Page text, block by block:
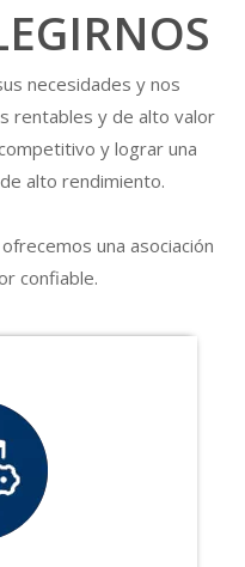
medicinas y otras
latas redondas,
de vidrio, botellas de
necesidades y nos
rentables y de alto valor
y lograr una
alto rendimiento.
una asociación
confiable.